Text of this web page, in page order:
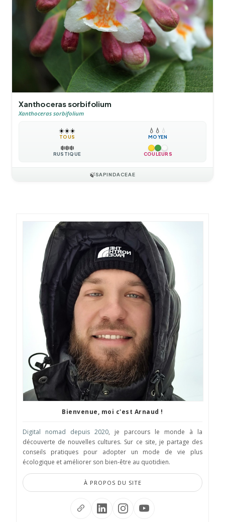
Xanthoceras sorbifolium
Xanthoceras sorbifolium
☀️☀️☀️
TOUS
💧 💧 💧
MOYEN
❄️❄️❄️
RUSTIQUE COULEURS
🍃SAPINDACEAE
Bienvenue, moi c'est Arnaud !
Digital nomad depuis 2020, je parcours le monde à la
découverte de nouvelles cultures. Sur ce site, je partage des
conseils pratiques pour adopter un mode de vie plus
écologique et améliorer son bien-être au quotidien.
À PROPOS DU SITE